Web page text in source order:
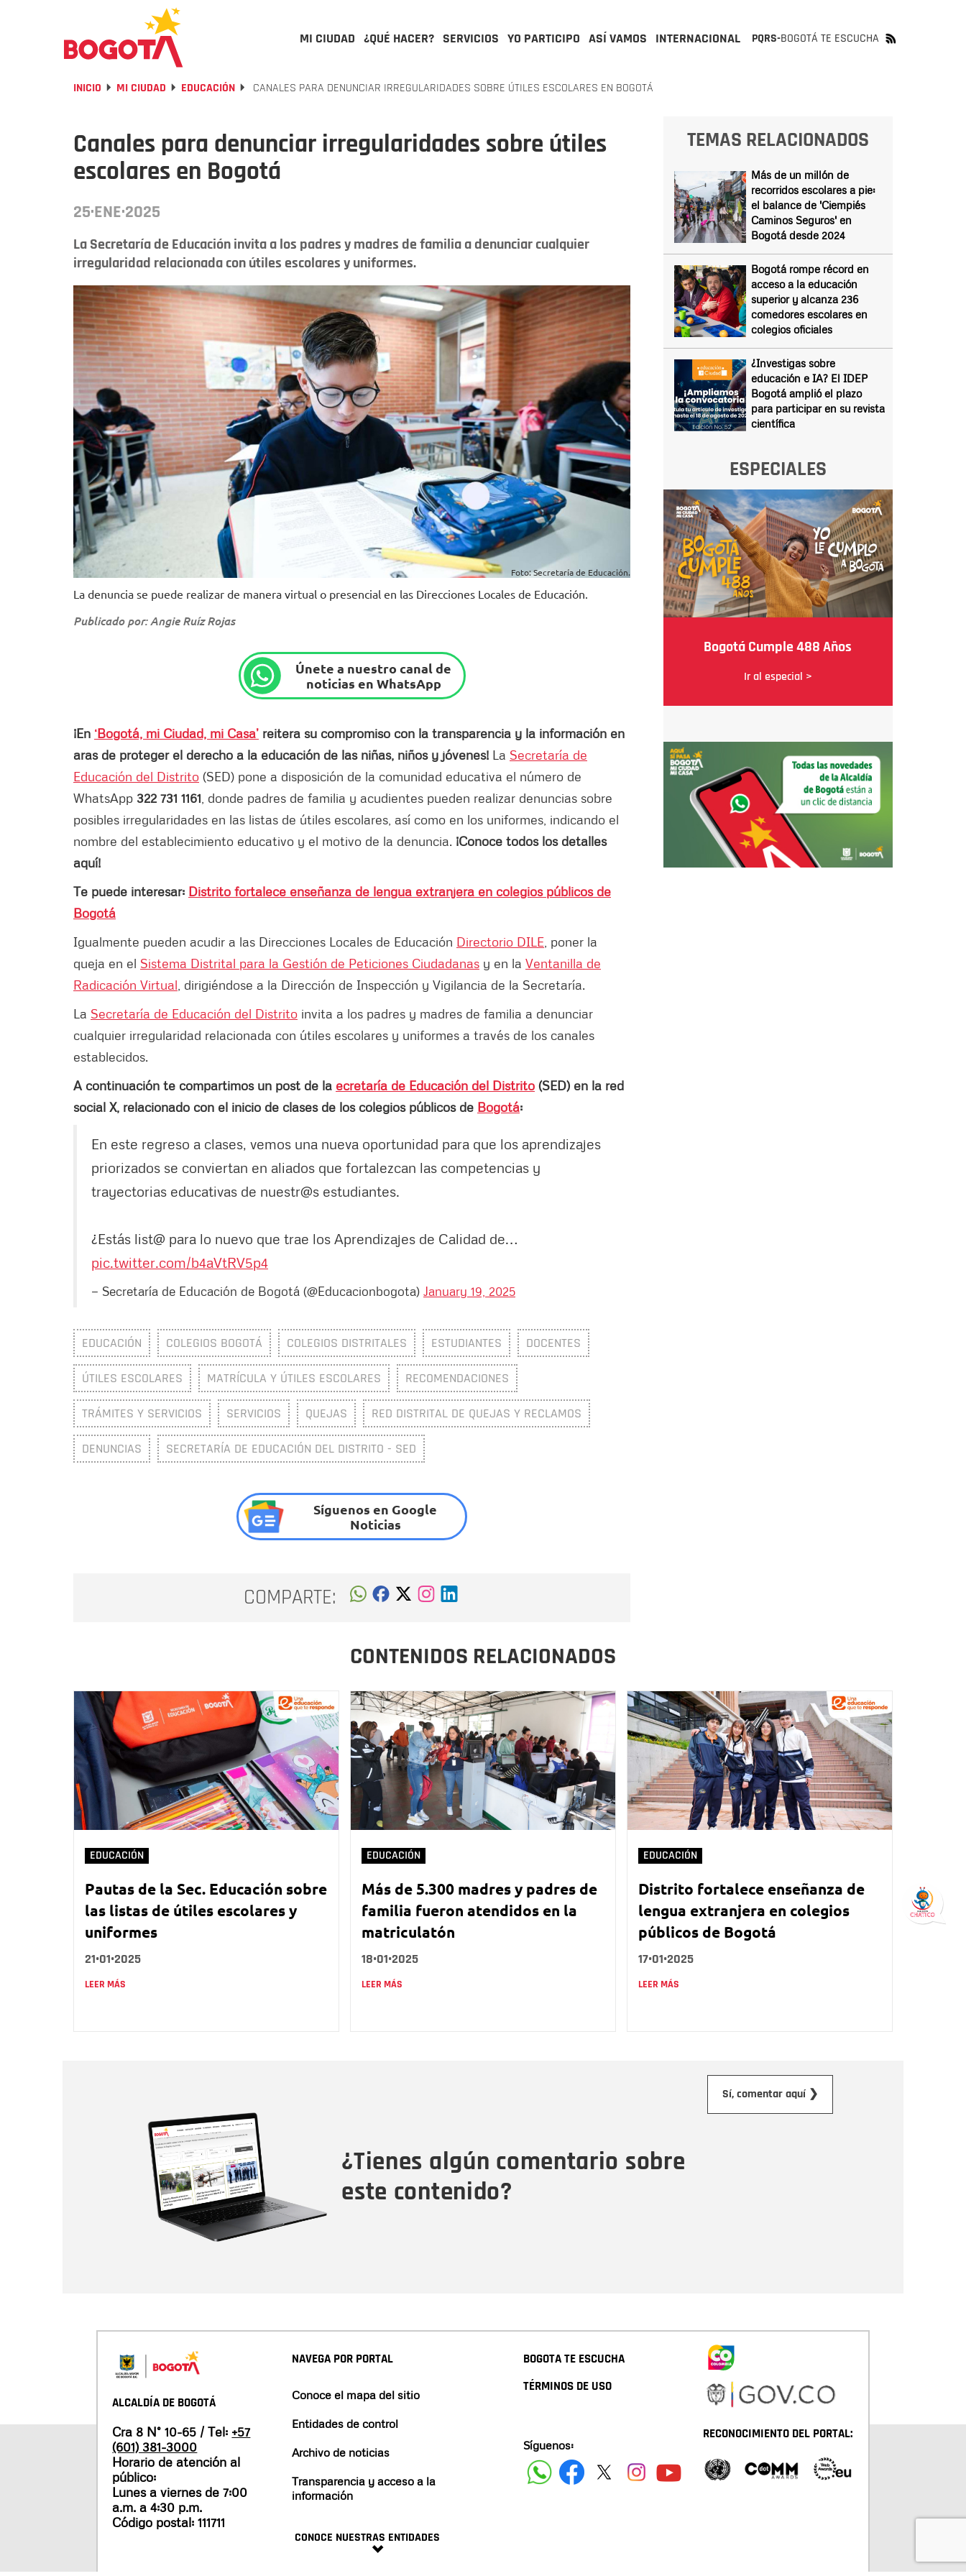
MI CIUDAD ¿QUÉ HACER? SERVICIOS YO PARTICIPO ASÍ VAMOS INTERNACIONAL PQRS-BOGOTÁ TE ESCUCHA
INICIO MI CIUDAD EDUCACIÓN CANALES PARA DENUNCIAR IRREGULARIDADES SOBRE ÚTILES ESCOLARES EN BOGOTÁ
Canales para denunciar irregularidades sobre útiles
escolares en Bogotá
25·ENE·2025
La Secretaría de Educación invita a los padres y madres de familia a denunciar cualquier
irregularidad relacionada con útiles escolares y uniformes.
Foto: Secretaría de Educación.
La denuncia se puede realizar de manera virtual o presencial en las Direcciones Locales de Educación.
Publicado por: Angie Ruíz Rojas
Únete a nuestro canal de
noticias en WhatsApp
¡En ‘Bogotá, mi Ciudad, mi Casa’ reitera su compromiso con la transparencia y la información en
aras de proteger el derecho a la educación de las niñas, niños y jóvenes! La Secretaría de
Educación del Distrito (SED) pone a disposición de la comunidad educativa el número de
WhatsApp 322 731 1161 , donde padres de familia y acudientes pueden realizar denuncias sobre
posibles irregularidades en las listas de útiles escolares, así como en los uniformes, indicando el
nombre del establecimiento educativo y el motivo de la denuncia. ¡Conoce todos los detalles
aquí!
Te puede interesar: Distrito fortalece enseñanza de lengua extranjera en colegios públicos de
Bogotá
Igualmente pueden acudir a las Direcciones Locales de Educación Directorio DILE , poner la
queja en el Sistema Distrital para la Gestión de Peticiones Ciudadanas y en la Ventanilla de
Radicación Virtual , dirigiéndose a la Dirección de Inspección y Vigilancia de la Secretaría.
La Secretaría de Educación del Distrito invita a los padres y madres de familia a denunciar
cualquier irregularidad relacionada con útiles escolares y uniformes a través de los canales
establecidos.
A continuación te compartimos un post de la ecretaría de Educación del Distrito (SED) en la red
social X, relacionado con el inicio de clases de los colegios públicos de Bogotá:
En este regreso a clases, vemos una nueva oportunidad para que los aprendizajes
priorizados se conviertan en aliados que fortalezcan las competencias y
trayectorias educativas de nuestr@s estudiantes.
¿Estás list@ para lo nuevo que trae los Aprendizajes de Calidad de…
pic.twitter.com/b4aVtRV5p4
— Secretaría de Educación de Bogotá (@Educacionbogota) January 19, 2025
EDUCACIÓN COLEGIOS BOGOTÁ COLEGIOS DISTRITALES ESTUDIANTES DOCENTES
ÚTILES ESCOLARES MATRÍCULA Y ÚTILES ESCOLARES RECOMENDACIONES
TRÁMITES Y SERVICIOS SERVICIOS QUEJAS RED DISTRITAL DE QUEJAS Y RECLAMOS
DENUNCIAS SECRETARÍA DE EDUCACIÓN DEL DISTRITO - SED
Síguenos en Google
Noticias
COMPARTE:
TEMAS RELACIONADOS
Más de un millón de
recorridos escolares a pie:
el balance de 'Ciempiés
Caminos Seguros' en
Bogotá desde 2024
Bogotá rompe récord en
acceso a la educación
superior y alcanza 236
comedores escolares en
colegios oficiales
¿Investigas sobre
educación e IA? El IDEP
Bogotá amplió el plazo
para participar en su revista
científica
ESPECIALES
Bogotá Cumple 488 Años
Ir al especial >
CONTENIDOS RELACIONADOS
EDUCACIÓN
Pautas de la Sec. Educación sobre
las listas de útiles escolares y
uniformes
21•01•2025
LEER MÁS
EDUCACIÓN
Más de 5.300 madres y padres de
familia fueron atendidos en la
matriculatón
18•01•2025
LEER MÁS
EDUCACIÓN
Distrito fortalece enseñanza de
lengua extranjera en colegios
públicos de Bogotá
17•01•2025
LEER MÁS
¿Tienes algún comentario sobre
este contenido?
Sí, comentar aquí ❯
ALCALDÍA DE BOGOTÁ
Cra 8 N° 10-65 / Tel: +57
(601) 381-3000
Horario de atención al
público:
Lunes a viernes de 7:00
a.m. a 4:30 p.m.
Código postal: 111711
NAVEGA POR PORTAL
Conoce el mapa del sitio
Entidades de control
Archivo de noticias
Transparencia y acceso a la
información
CONOCE NUESTRAS ENTIDADES
BOGOTA TE ESCUCHA
TÉRMINOS DE USO
Síguenos:
RECONOCIMIENTO DEL PORTAL: